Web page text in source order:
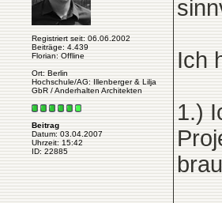
Registriert seit: 06.06.2002
Beiträge: 4.439
Florian: Offline
Ort: Berlin
Hochschule/AG: Illenberger & Lilja
GbR / Anderhalten Architekten
Beitrag
Datum: 03.04.2007
Uhrzeit: 15:42
ID: 22885
Ich
1.)